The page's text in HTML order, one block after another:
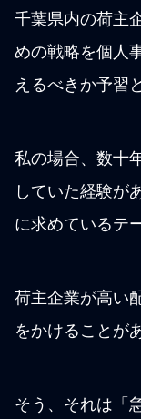
千葉県内の荷主
めの戦略を個人
えるべきか予習
私の場合、数十
していた経験が
に求めているテ
荷主企業が高い
をかけることが
そう、それは「